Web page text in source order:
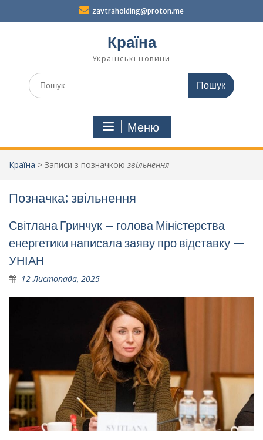
zavtraholding@proton.me
Країна
Українські новини
Шукати:
Меню
Країна > Записи з позначкою звільнення
Позначка: звільнення
Світлана Гринчук – голова Міністерства
енергетики написала заяву про відставку —
УНІАН
12 Листопада, 2025